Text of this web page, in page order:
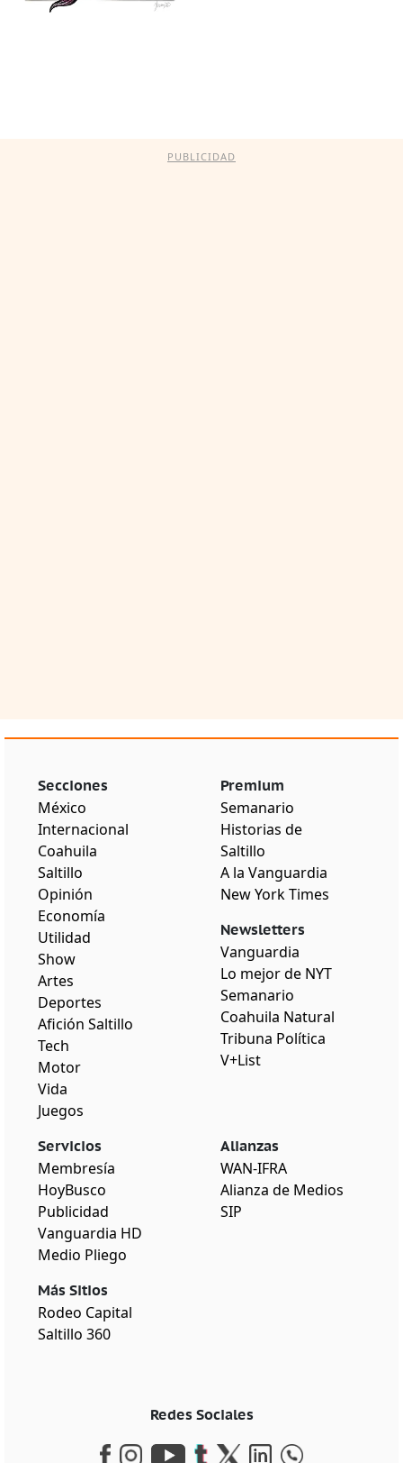
PUBLICIDAD
Secciones
México
Internacional
Coahuila
Saltillo
Opinión
Economía
Utilidad
Show
Artes
Deportes
Afición Saltillo
Tech
Motor
Vida
Juegos
Premium
Semanario
Historias de
Saltillo
A la Vanguardia
New York Times
Newsletters
Vanguardia
Lo mejor de NYT
Semanario
Coahuila Natural
Tribuna Política
V+List
Servicios
Membresía
HoyBusco
Publicidad
Vanguardia HD
Medio Pliego
Más Sitios
Rodeo Capital
Saltillo 360
Alianzas
WAN-IFRA
Alianza de Medios
SIP
Redes Sociales